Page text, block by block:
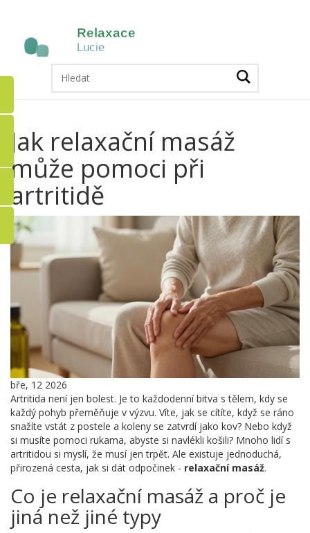
Jak relaxační masáž
může pomoci při
artritidě
bře, 12 2026
Artritida není jen bolest. Je to každodenní bitva s tělem, kdy se
každý pohyb přeměňuje v výzvu. Víte, jak se cítíte, když se ráno
snažíte vstát z postele a koleny se zatvrdí jako kov? Nebo když
si musíte pomoci rukama, abyste si navlékli košili? Mnoho lidí s
artritidou si myslí, že musí jen trpět. Ale existuje jednoduchá,
přirozená cesta, jak si dát odpočinek - relaxační masáž.
Co je relaxační masáž a proč je
jiná než jiné typy